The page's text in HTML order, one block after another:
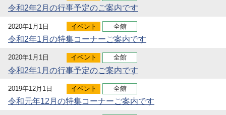
令和2年2月の行事予定のご案内です
2020年1月1日 イベント 全館
令和2年1月の特集コーナーご案内です
2020年1月1日 イベント 全館
令和2年1月の行事予定のご案内です
2019年12月1日 イベント 全館
令和元年12月の特集コーナーご案内です